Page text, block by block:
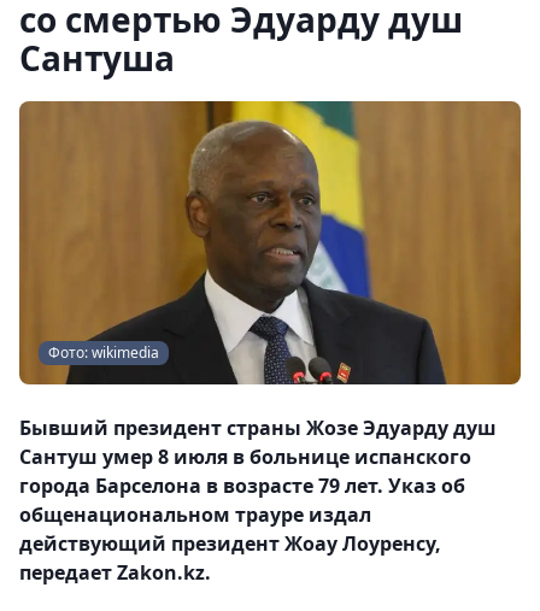
со смертью Эдуарду душ
Сантуша
Фото: wikimedia
Бывший президент страны Жозе Эдуарду душ
Сантуш умер 8 июля в больнице испанского
города Барселона в возрасте 79 лет. Указ об
общенациональном трауре издал
действующий президент Жоау Лоуренсу,
передает Zakon.kz.